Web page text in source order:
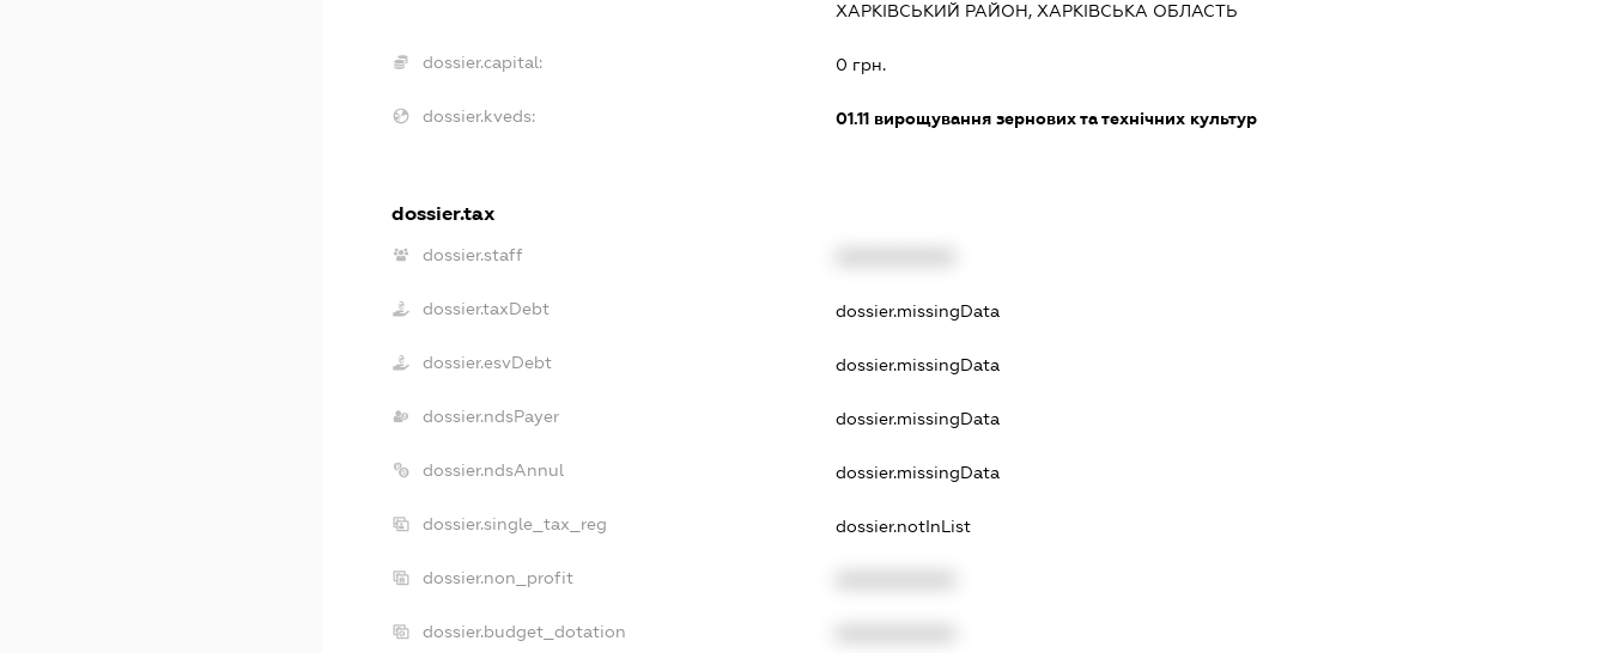
ХАРКІВСЬКИЙ РАЙОН, ХАРКІВСЬКА ОБЛАСТЬ
dossier.capital: 0 грн.
dossier.kveds: 01.11 вирощування зернових та технічних культур
dossier.tax
dossier.staff
dossier.taxDebt dossier.missingData
dossier.esvDebt dossier.missingData
dossier.ndsPayer dossier.missingData
dossier.ndsAnnul dossier.missingData
dossier.single_tax_reg dossier.notInList
dossier.non_profit
dossier.budget_dotation